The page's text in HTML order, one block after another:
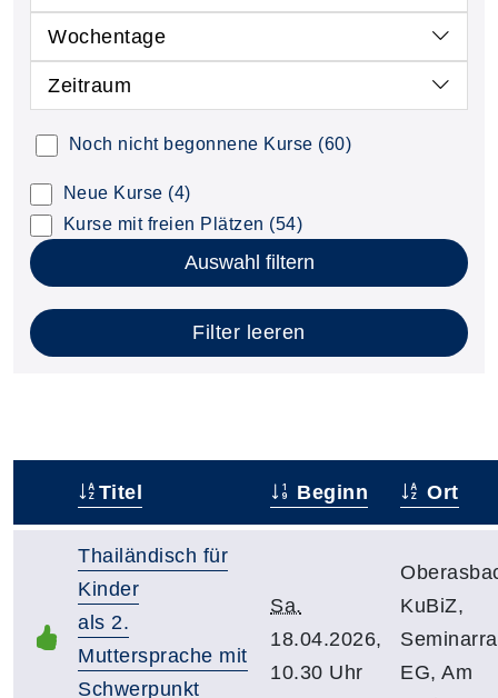
Wochentage
Zeitraum
Noch nicht begonnene Kurse (60)
Neue Kurse (4)
Kurse mit freien Plätzen (54)
Auswahl filtern
Filter leeren
Titel Beginn Ort
Thailändisch für
Kinder
als 2.
Muttersprache mit
Schwerpunkt
Sa.
18.04.2026,
10.30 Uhr
KuBiZ,
EG, Am